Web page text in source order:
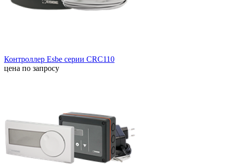
Контроллер Esbe серии CRC110
цена по запросу